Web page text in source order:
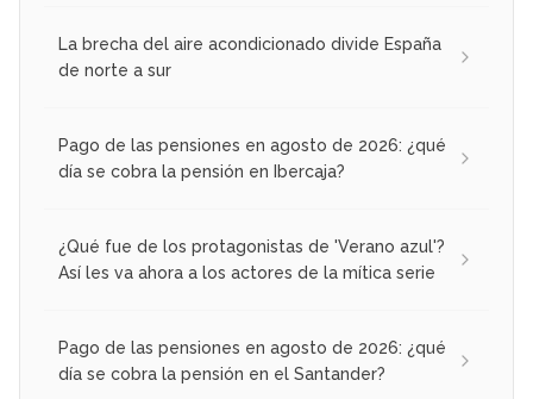
La brecha del aire acondicionado divide España
de norte a sur
Pago de las pensiones en agosto de 2026: ¿qué
día se cobra la pensión en Ibercaja?
¿Qué fue de los protagonistas de 'Verano azul'?
Así les va ahora a los actores de la mítica serie
Pago de las pensiones en agosto de 2026: ¿qué
día se cobra la pensión en el Santander?